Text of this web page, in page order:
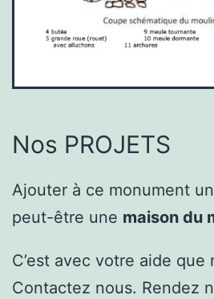
Nos PROJETS
Ajouter à ce monument un
peut-être une maison du
C’est avec votre aide que
Contactez nous. Rendez